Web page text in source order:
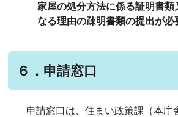
家屋の処分方法に係る証明書類
なる理由の疎明書類の提出が必
６．申請窓口
申請窓口は、住まい政策課（本庁